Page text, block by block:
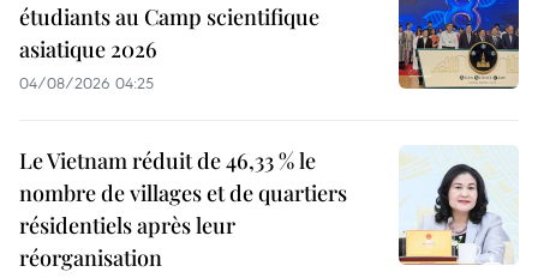
étudiants au Camp scientifique
asiatique 2026
04/08/2026 04:25
Le Vietnam réduit de 46,33 % le
nombre de villages et de quartiers
résidentiels après leur
réorganisation